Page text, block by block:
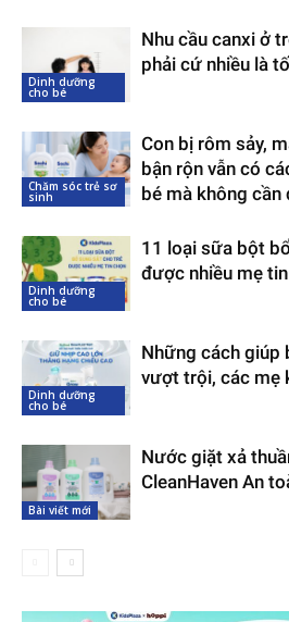
Dinh dưỡng
cho bé
Nhu cầu canxi ở
phải cứ nhiều là
Chăm sóc trẻ sơ
sinh
Con bị rôm sảy,
bận rộn vẫn có
bé mà không cần
Dinh dưỡng
cho bé
11 loại sữa bột
được nhiều mẹ
Dinh dưỡng
cho bé
Những cách giúp
vượt trội, các mẹ
Bài viết mới
Nước giặt xả
CleanHaven An